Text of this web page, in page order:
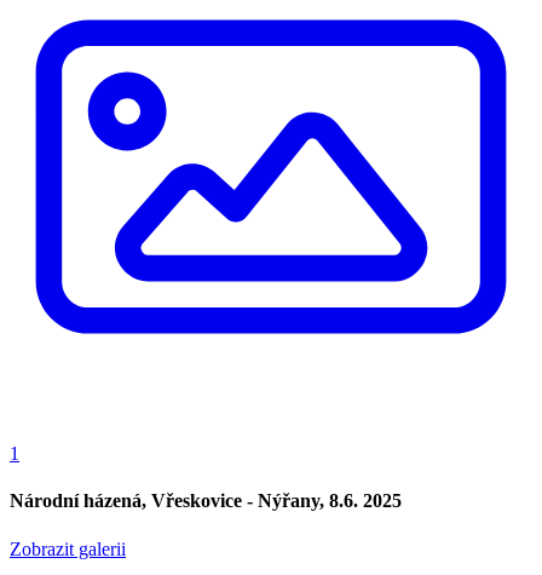
1
Národní házená, Vřeskovice - Nýřany, 8.6. 2025
Zobrazit galerii